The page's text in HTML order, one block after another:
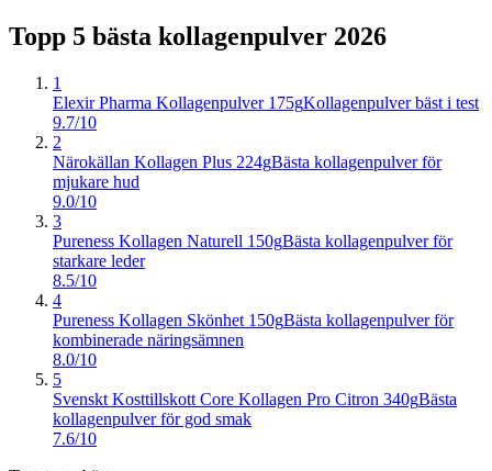
Topp 5 bästa kollagenpulver 2026
1
Elexir Pharma Kollagenpulver 175gKollagenpulver bäst i test
9.7/10
2
Närokällan Kollagen Plus 224gBästa kollagenpulver för
mjukare hud
9.0/10
3
Pureness Kollagen Naturell 150gBästa kollagenpulver för
starkare leder
8.5/10
4
Pureness Kollagen Skönhet 150gBästa kollagenpulver för
kombinerade näringsämnen
8.0/10
5
Svenskt Kosttillskott Core Kollagen Pro Citron 340gBästa
kollagenpulver för god smak
7.6/10